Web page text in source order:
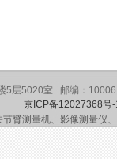
5层5020室 邮编：
京ICP备12027368号
臂测量机、影像测量仪